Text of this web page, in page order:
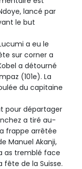
lancé par
le but
a eu le
sur corner a
a détourné
(101e). La
du capitaine
pour départager
a tiré au-
frappe arrêtée
Manuel Akanji,
as tremblé face
de la Suisse.